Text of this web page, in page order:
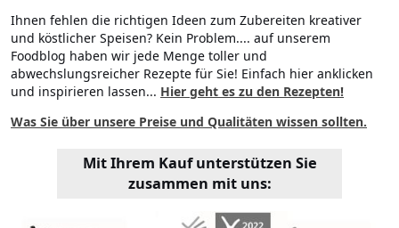
Ihnen fehlen die richtigen Ideen zum Zubereiten kreativer
und köstlicher Speisen? Kein Problem.... auf unserem
Foodblog haben wir jede Menge toller und
abwechslungsreicher Rezepte für Sie! Einfach hier anklicken
und inspirieren lassen... Hier geht es zu den Rezepten!
Was Sie über unsere Preise und Qualitäten wissen sollten.
Mit Ihrem Kauf unterstützen Sie
zusammen mit uns: